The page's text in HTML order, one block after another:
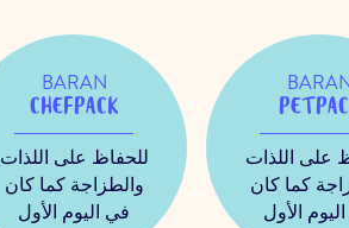
BARAN
CHEFPACK
للحفاظ على اللذات
والطزاجة كما كان
في اليوم الأول
على اللذات
كما كان
الأول